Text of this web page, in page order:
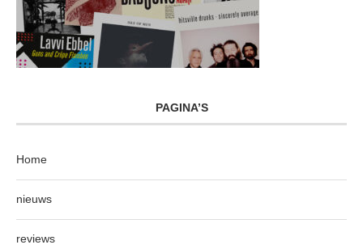
PAGINA’S
Home
nieuws
reviews